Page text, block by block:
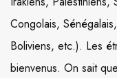
Congolais,
Boliviens, etc.). Les
bienvenus. On sait